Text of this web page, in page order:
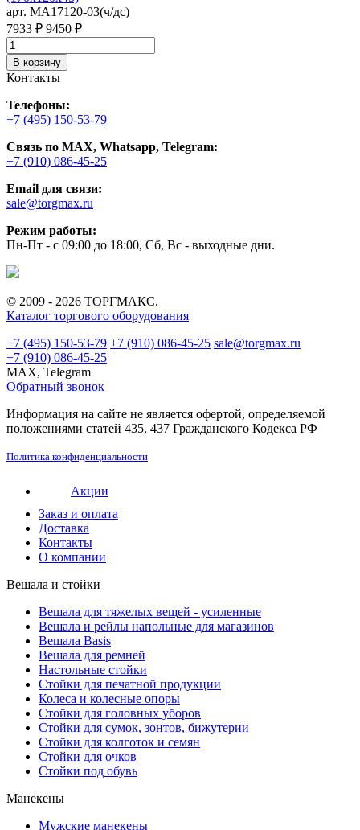
арт. MA17120-03(ч/дс)
7933 ₽ 9450 ₽
В корзину
Контакты
Телефоны:
+7 (495) 150-53-79
Связь по MAX, Whatsapp, Telegram:
+7 (910) 086-45-25
Email для связи:
sale@torgmax.ru
Режим работы:
Пн-Пт - с 09:00 до 18:00, Сб, Вс - выходные дни.
© 2009 - 2026 ТОРГМАКС.
Каталог торгового оборудования
+7 (495) 150-53-79 +7 (910) 086-45-25 sale@torgmax.ru
+7 (910) 086-45-25
MAX, Telegram
Обратный звонок
Информация на сайте не является офертой, определяемой
положениями статей 435, 437 Гражданского Кодекса РФ
Политика конфиденциальности
Акции
Заказ и оплата
Доставка
Контакты
О компании
Вешала и стойки
Вешала для тяжелых вещей - усиленные
Вешала и рейлы напольные для магазинов
Вешала Basis
Вешала для ремней
Настольные стойки
Стойки для печатной продукции
Колеса и колесные опоры
Стойки для головных уборов
Стойки для сумок, зонтов, бижутерии
Стойки для колготок и семян
Стойки для очков
Стойки под обувь
Манекены
Мужские манекены